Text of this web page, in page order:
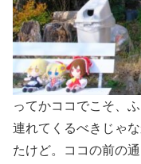
ってかココでこそ、
連れてくるべきじゃ
たけど。ココの前の